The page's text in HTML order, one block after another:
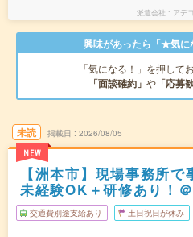
派遣会社 アデ
興味があったら「★気に
「気になる！」を押して
「面談確約」 や 「応募
未読
NEW
掲載日 2026/08/05
【洲本市】現場事務所
未経験OK＋研修あり！
交通費別途支給あり 土日祝日が休み